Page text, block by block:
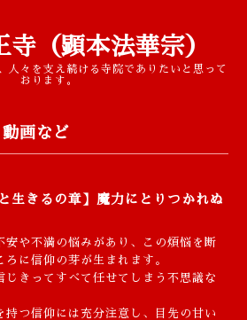
寺（顕本法華宗）
人々を支え続ける寺院でありたいと思って
おります。
画など
生きるの章】魔力にとりつかれぬ
や不満の悩みがあり、この煩悩を断
に信仰の芽が生まれます。
じきってすべて任せてしまう不思議な
つ信仰には充分注意し、目先の甘い